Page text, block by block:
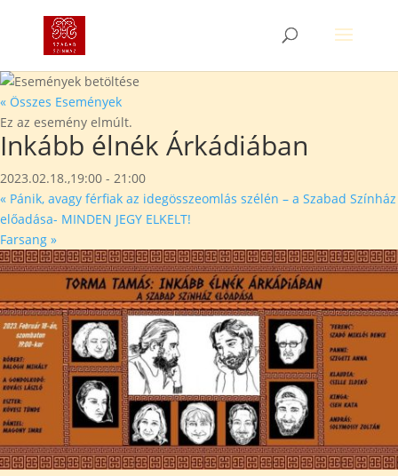
« Összes Események
Ez az esemény elmúlt.
Inkább élnék Árkádiában
2023.02.18.,19:00 - 21:00
« Pánik, avagy férfiak az idegösszeomlás szélén – a Szabad Színház
előadása- MINDEN JEGY ELKELT!
Farsang »